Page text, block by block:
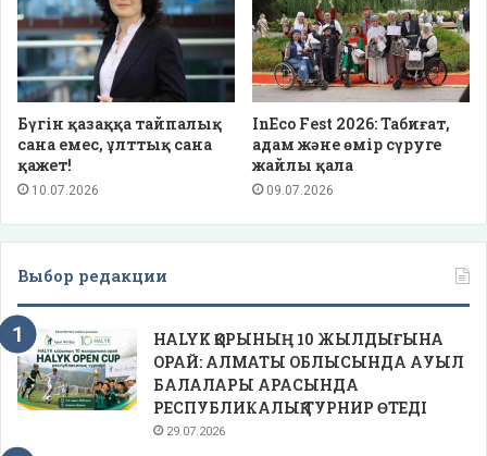
Бүгін қазаққа тайпалық
сана емес, ұлттық сана
қажет!
10.07.2026
InEco Fest 2026: Табиғат,
адам және өмір сүруге
жайлы қала
09.07.2026
Выбор редакции
HALYK ҚОРЫНЫҢ 10 ЖЫЛДЫҒЫНА
ОРАЙ: АЛМАТЫ ОБЛЫСЫНДА АУЫЛ
БАЛАЛАРЫ АРАСЫНДА
РЕСПУБЛИКАЛЫҚ ТУРНИР ӨТЕДІ
29.07.2026